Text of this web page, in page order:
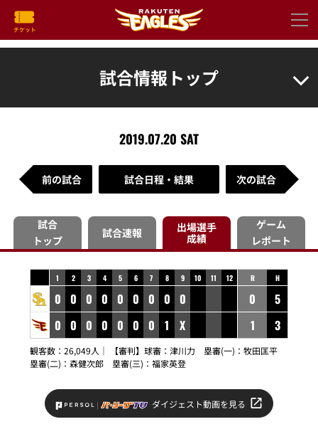
試合情報トップ
2019.07.20 SAT
前の試合 試合日程・結果 次の試合
試合
トップ
試合速報
出場選手
成績
ゲーム
レポート
1 2 3 4 5 6 7 8 9 10 11 12
0 0 0 0 0 0 0 0 0
0 0 0 0 0 0 0 1 X
R H
0
5
1
3
観客数：26,049人｜ 【審判】球審： 津川力 塁審(一)： 牧田匡平
塁審(二)： 森健次郎 塁審(三)： 福家英登
ダイジェスト動画を見る